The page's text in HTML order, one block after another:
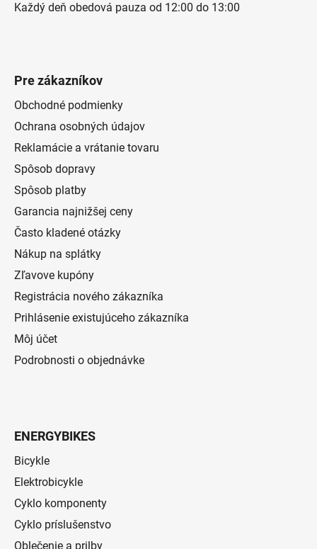
Každý deň obedová pauza od 12:00 do 13:00
Pre zákazníkov
Obchodné podmienky
Ochrana osobných údajov
Reklamácie a vrátanie tovaru
Spôsob dopravy
Spôsob platby
Garancia najnižšej ceny
Často kladené otázky
Nákup na splátky
Zľavove kupóny
Registrácia nového zákazníka
Prihlásenie existujúceho zákazníka
Môj účet
Podrobnosti o objednávke
ENERGYBIKES
Bicykle
Elektrobicykle
Cyklo komponenty
Cyklo príslušenstvo
Oblečenie a prilby